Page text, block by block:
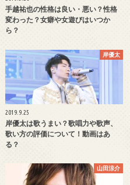
手越祐也の性格は良い・悪い？性格
変わった？女癖や女遊びはいつか
ら？
岸優太
2019.9.25
岸優太は歌うまい？歌唱力や歌声、
歌い方の評価について！動画はあ
る？
山田涼介